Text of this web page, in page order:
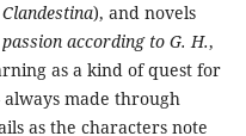
), and novels
passion according to G. H.,
as a kind of quest for
made through
as the characters note